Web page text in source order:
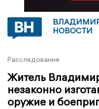
НОВОСТИ
Расследования
Житель
незаконно
оружие и